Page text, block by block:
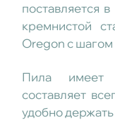
поставляется
кремнистой
Oregon с
Пила имеет
составляет
удобно держать